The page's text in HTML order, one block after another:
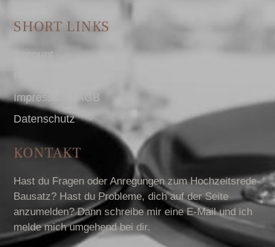
SHORT LINKS
Account
Impressum I AGB
Datenschutz
KONTAKT
Hast du Fragen oder Anregungen zum Hochzeitsrede-
Bausatz? Hast du Probleme, dich auf der Seite
anzumelden? Dann schreibe mir eine E-Mail und ich
melde mich umgehend bei dir.